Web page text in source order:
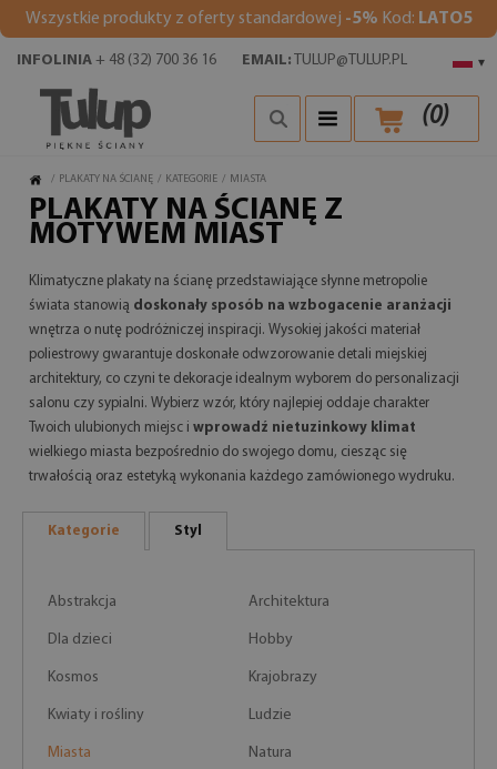
Wszystkie produkty z oferty standardowej -5% Kod: LATO5
▾
INFOLINIA + 48 (32) 700 36 16 EMAIL: TULUP@TULUP.PL
(0)
/ PLAKATY NA ŚCIANĘ / KATEGORIE / MIASTA
PLAKATY NA ŚCIANĘ Z
MOTYWEM MIAST
Klimatyczne plakaty na ścianę przedstawiające słynne metropolie
świata stanowią doskonały sposób na wzbogacenie aranżacji
wnętrza o nutę podróżniczej inspiracji. Wysokiej jakości materiał
poliestrowy gwarantuje doskonałe odwzorowanie detali miejskiej
architektury, co czyni te dekoracje idealnym wyborem do personalizacji
salonu czy sypialni. Wybierz wzór, który najlepiej oddaje charakter
Twoich ulubionych miejsc i wprowadź nietuzinkowy klimat
wielkiego miasta bezpośrednio do swojego domu, ciesząc się
trwałością oraz estetyką wykonania każdego zamówionego wydruku.
Kategorie Styl
Abstrakcja Architektura
Dla dzieci Hobby
Kosmos Krajobrazy
Kwiaty i rośliny Ludzie
Miasta Natura